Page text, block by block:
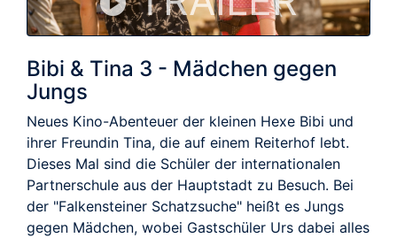
Bibi & Tina 3 - Mädchen gegen
Jungs
Neues Kino-Abenteuer der kleinen Hexe Bibi und
ihrer Freundin Tina, die auf einem Reiterhof lebt.
Dieses Mal sind die Schüler der internationalen
Partnerschule aus der Hauptstadt zu Besuch. Bei
der "Falkensteiner Schatzsuche" heißt es Jungs
gegen Mädchen, wobei Gastschüler Urs dabei alles